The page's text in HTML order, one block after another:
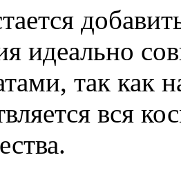
добавить,
идеально
так как
вся